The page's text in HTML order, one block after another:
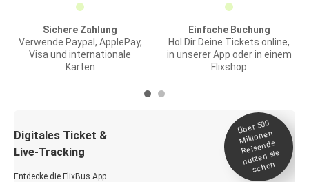
Sichere Zahlung
Verwende Paypal, ApplePay,
Visa und internationale
Karten
Einfache Buchung
Hol Dir Deine Tickets online,
in unserer App oder in einem
Flixshop
Digitales Ticket &
Live-Tracking
Entdecke die FlixBus App
Über 500
Millionen
Reisende
nutzen sie
schon